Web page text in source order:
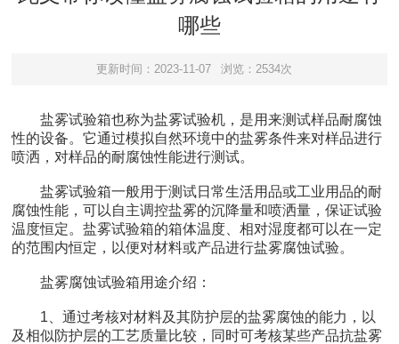
哪些
更新时间：2023-11-07 浏览：2534次
盐雾试验箱也称为盐雾试验机，是用来测试样品耐腐蚀
性的设备。它通过模拟自然环境中的盐雾条件来对样品进行
喷洒，对样品的耐腐蚀性能进行测试。
盐雾试验箱一般用于测试日常生活用品或工业用品的耐
腐蚀性能，可以自主调控盐雾的沉降量和喷洒量，保证试验
温度恒定。盐雾试验箱的箱体温度、相对湿度都可以在一定
的范围内恒定，以便对材料或产品进行盐雾腐蚀试验。
盐雾腐蚀试验箱用途介绍：
1、通过考核对材料及其防护层的盐雾腐蚀的能力，以
及相似防护层的工艺质量比较，同时可考核某些产品抗盐雾